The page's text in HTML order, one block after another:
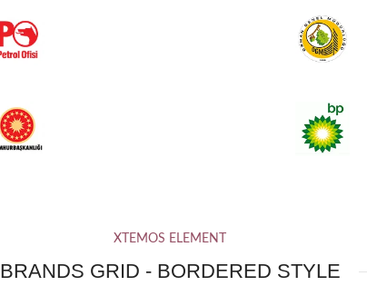
XTEMOS ELEMENT
BRANDS GRID - BORDERED STYLE